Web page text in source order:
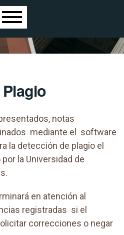
notas
mediante el software
la detección de plagio el
la Universidad de
en atención al
registradas si el
correcciones o negar